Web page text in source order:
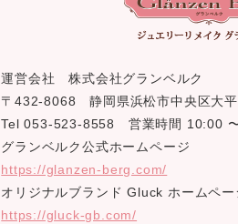
運営会社 株式会社グランベルク
〒432-8068 静岡県浜松市中央区大
Tel 053-523-8558 営業時間 10:00
グランベルク公式ホームページ
https://glanzen-berg.com/
オリジナルブランド Gluck ホームペー
https://gluck-gb.com/